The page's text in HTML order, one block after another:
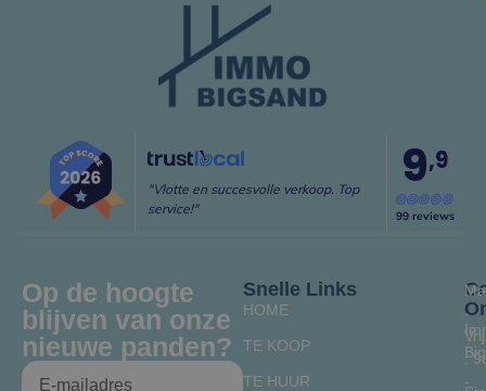
99 reviews
9,9
"Vlotte en succesvolle verkoop. Top
service!"
Op de hoogte
blijven van onze
nieuwe panden?
Snelle Links
HOME
TE KOOP
TE HUUR
Ma
-
Vrij
:
-